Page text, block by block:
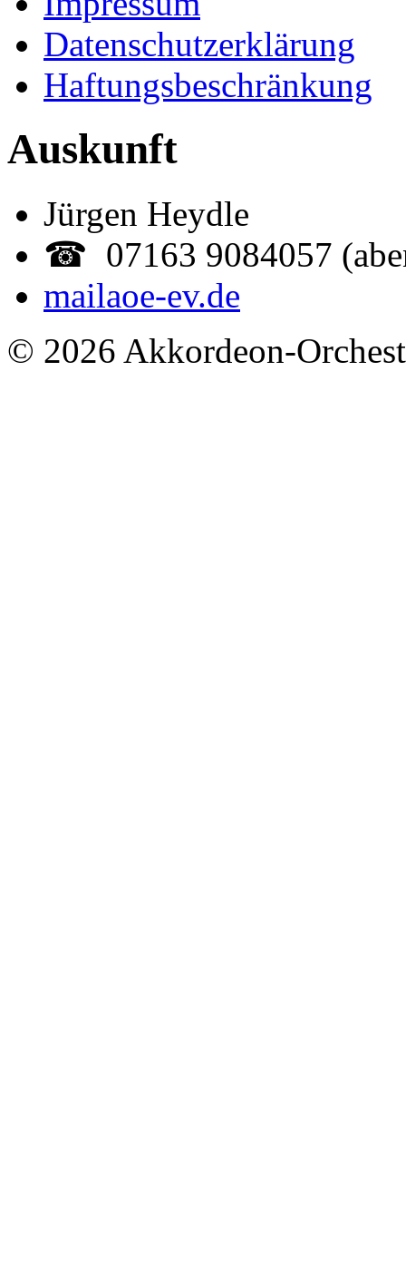
Datenschutzerklärung
Haftungsbeschränkung
Auskunft
Jürgen Heydle
☎ 07163 9084057
mailaoe-ev.de
© 2026 Akkordeon-